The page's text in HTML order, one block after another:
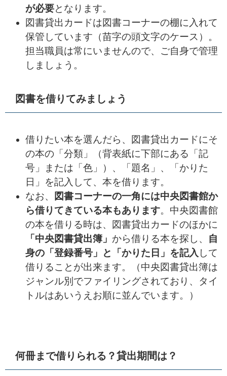
が必要となります。
図書貸出カードは図書コーナーの棚に入れて
保管しています（苗字の頭文字のケース）。
担当職員は常にいませんので、ご自身で管理
しましょう。
図書を借りてみましょう
借りたい本を選んだら、図書貸出カードにそ
の本の「分類」（背表紙に下部にある「記
号」または「色」）、「題名」、「かりた
日」を記入して、本を借ります。
なお、
図書コーナーの一角には中央図書館か
ら借りてきている本もあります。中央図書館
の本を借りる時は、図書貸出カードのほかに
「中央図書貸出簿」 から借りる本を探し、 自
身の「登録番号」と「かりた日」を記入 して
借りることが出来ます。（中央図書貸出簿は
ジャンル別でファイリングされており、タイ
トルはあいうえお順に並んでいます。）
何冊まで借りられる？貸出期間は？